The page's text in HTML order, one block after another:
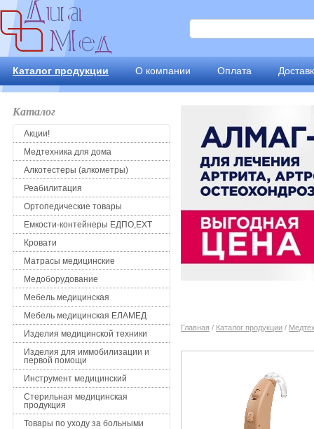
Каталог продукции О компании Оплата
Каталог
Акции!
Медтехника для дома
Алкотестеры (алкометры)
Реабилитация
Ортопедические товары
Емкости-контейнеры ЕДПО,ЕХТ
Кровати
Матрасы медицинские
Медоборудование
Мебель медицинская
Мебель медицинская ЕЛАМЕД
Изделия медицинской техники
Изделия для иммобилизации и
первой помощи
Инструмент медицинский
Стерильная медицинская
продукция
Товары по уходу за больными
Главная / Каталог продукции /